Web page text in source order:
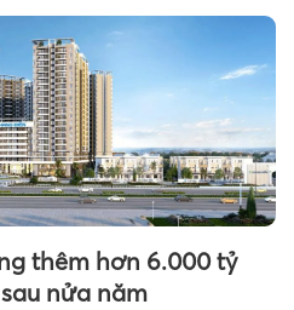
thêm hơn 6.000 tỷ
nửa năm